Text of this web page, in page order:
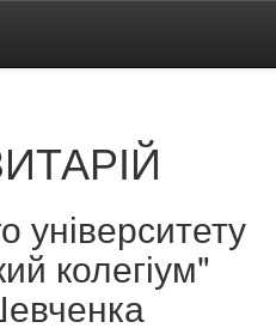
університету
колегіум"